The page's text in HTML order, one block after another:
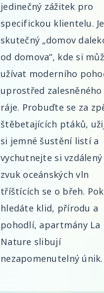
jedinečný zážitek pro
specifickou klientelu.
skutečný „domov
od domova“, kde si
užívat moderního
uprostřed zalesněného
ráje. Probuďte se za
štěbetajících ptáků,
si jemné šustění listí a
vychutnejte si vzdálený
zvuk oceánských vln
tříštících se o břeh.
hledáte klid, přírodu a
pohodlí, apartmány La
Nature slibují
nezapomenutelný únik.